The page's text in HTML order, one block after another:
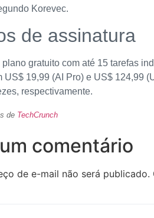
Korevec.
de assinatura
gratuito com até 15 tarefas
US$ 19,99 (AI Pro) e US$ 124,99
respectivamente.
de TechCrunch
comentário
de e-mail não será publicado.